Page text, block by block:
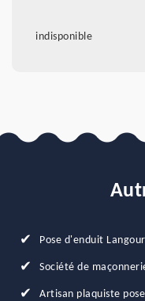
indisponible
Pose d'enduit
Société de
Artisan plaquiste